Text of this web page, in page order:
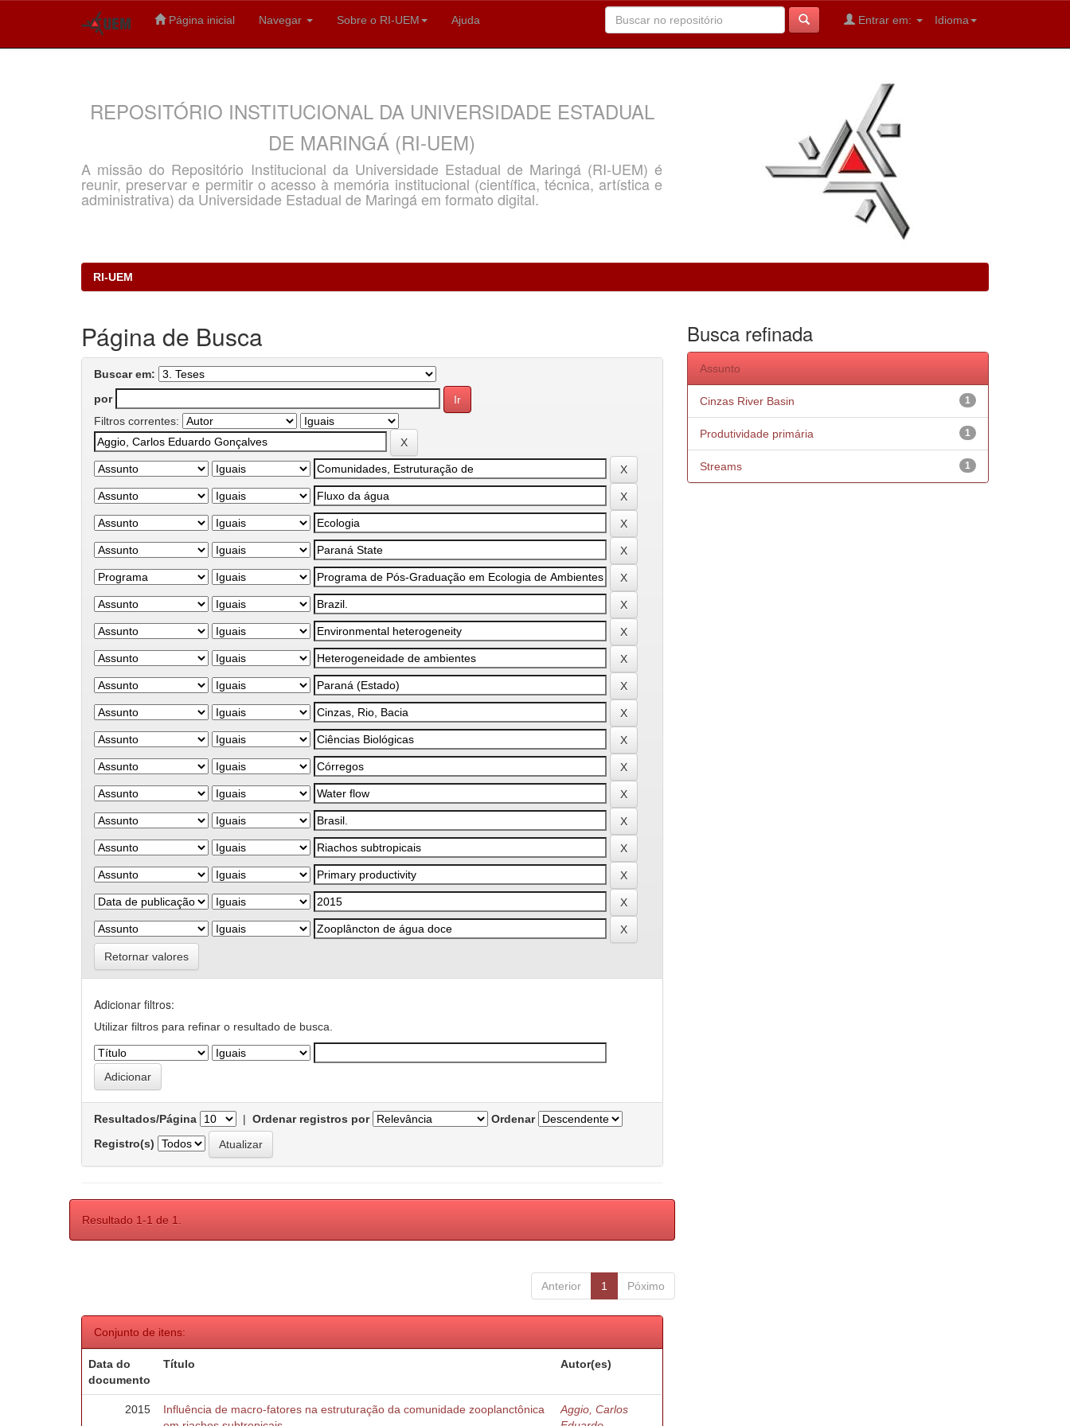
Página inicial Navegar Sobre o RI-UEM Ajuda Idioma
Entrar em:
REPOSITÓRIO INSTITUCIONAL DA UNIVERSIDADE ESTADUAL
DE MARINGÁ (RI-UEM)
A missão do Repositório Institucional da Universidade Estadual de Maringá (RI-UEM) é
reunir, preservar e permitir o acesso à memória institucional (científica, técnica, artística e
administrativa) da Universidade Estadual de Maringá em formato digital.
RI-UEM
Página de Busca
Buscar em:
por
Filtros correntes:
Retornar valores
Adicionar filtros:
Utilizar filtros para refinar o resultado de busca.
Resultados/Página | Ordenar registros por
Ordenar
Registro(s)
Resultado 1-1 de 1.
Anterior 1 Póximo
Conjunto de itens:
Data do
documento
Título Autor(es)
2015
Influência de macro-fatores na estruturação da comunidade zooplanctônica
Aggio, Carlos
Busca refinada
Assunto
1
Cinzas River Basin
1
Produtividade primária
1
Streams